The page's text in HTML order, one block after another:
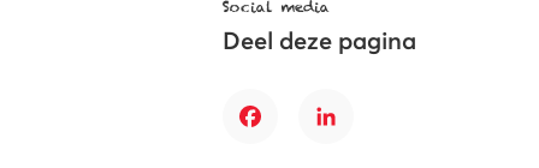
Social media
Deel deze pagina
FacebookLinkedIn